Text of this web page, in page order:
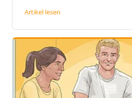
Artikel lesen